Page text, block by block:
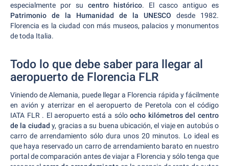
especialmente por su centro histórico. El casco antiguo es
Patrimonio de la Humanidad de la UNESCO desde 1982.
Florencia es la ciudad con más museos, palacios y monumentos
de toda Italia.
Todo lo que debe saber para llegar al
aeropuerto de Florencia FLR
Viniendo de Alemania, puede llegar a Florencia rápida y fácilmente
en avión y aterrizar en el aeropuerto de Peretola con el código
IATA FLR . El aeropuerto está a sóloocho kilómetros del centro
de la ciudad y, gracias a su buena ubicación, el viaje en autobús o
carro de arrendamiento sólo dura unos 20 minutos. Lo ideal es
que haya reservado un carro de arrendamiento barato en nuestro
portal de comparación antes de viajar a Florencia y sólo tenga que